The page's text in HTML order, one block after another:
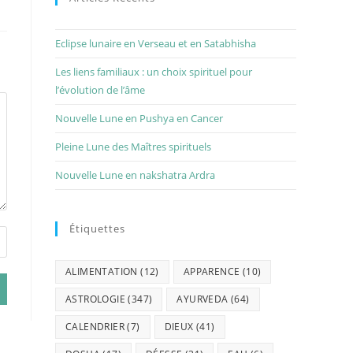
Eclipse lunaire en Verseau et en Satabhisha
Les liens familiaux : un choix spirituel pour
l’évolution de l’âme
Nouvelle Lune en Pushya en Cancer
Pleine Lune des Maîtres spirituels
Nouvelle Lune en nakshatra Ardra
Étiquettes
ALIMENTATION (12) APPARENCE (10)
ASTROLOGIE (347) AYURVEDA (64)
CALENDRIER(7) DIEUX (41)